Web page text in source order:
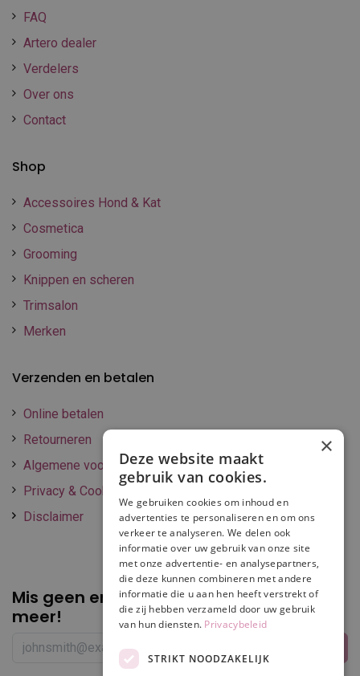
FAQ
Artero dealer
Verdelers
Over ons
Contact
Shop
Accessoires Hond & Kat
Cosmetica
Grooming
Knippen en scheren
Trimsalon
Merken
Verzenden en betalen
Online betalen
Retourneren
Algemene voorwaarden
Privacy & Cookie policy
Disclaimer
Mis geen enkelepromotie of korting
meer!
×
Deze website maakt
gebruik van cookies.
We gebruiken cookies om inhoud en
advertenties te personaliseren en om ons
verkeer te analyseren. We delen ook
informatie over uw gebruik van onze site
met onze advertentie- en analysepartners,
die deze kunnen combineren met andere
informatie die u aan hen heeft verstrekt of
die zij hebben verzameld door uw gebruik
van hun diensten. Privacybeleid
STRIKT NOODZAKELIJK